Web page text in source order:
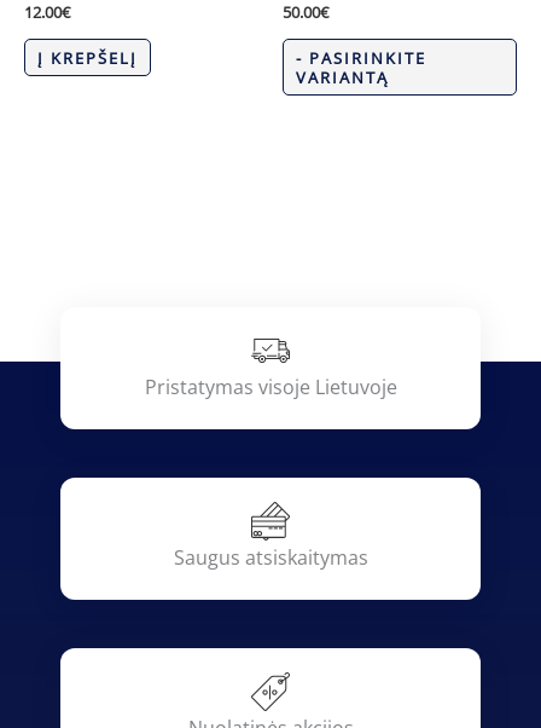
12.00€
Į KREPŠELĮ
50.00€
- PASIRINKITE
VARIANTĄ
Pristatymas visoje Lietuvoje
Saugus atsiskaitymas